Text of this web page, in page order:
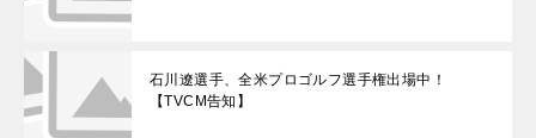
石川遼選手、全米プロゴルフ選手権出場中！
【TVCM告知】